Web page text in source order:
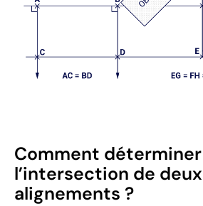
Comment déterminer
l’intersection de deux
alignements ?